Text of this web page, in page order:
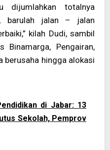
dijumlahkan totalnya
barulah jalan – jalan
kilah Dudi, sambil
Binamarga, Pengairan,
berusaha hingga alokasi
di Jabar: 13
Sekolah, Pemprov